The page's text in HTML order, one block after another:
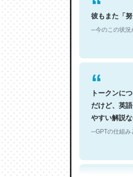
彼もまた「
─今のこの状況
トークンに
だけど、英
やすい解説
─GPTの仕組